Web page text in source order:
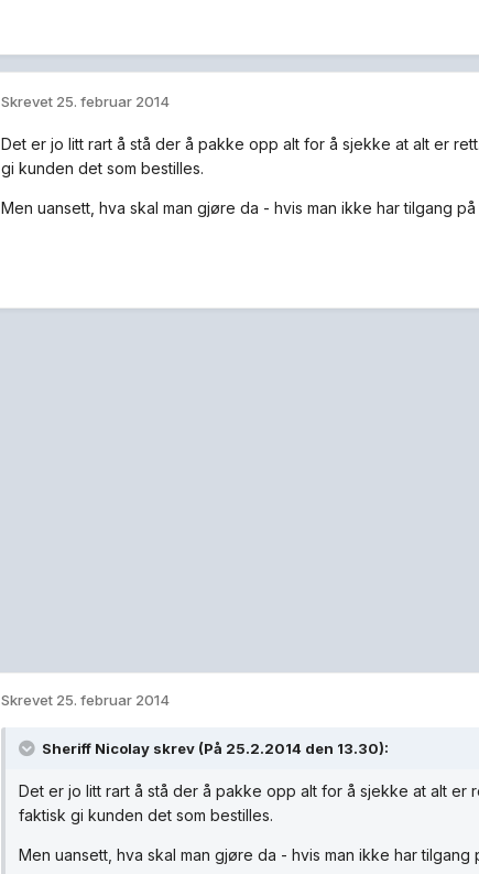
Skrevet 25. februar 2014
Det er jo litt rart å stå der å pakke opp alt for å sjekke at alt er
gi kunden det som bestilles.
Men uansett, hva skal man gjøre da - hvis man ikke har tilgang
Skrevet 25. februar 2014
Sheriff Nicolay skrev (På 25.2.2014 den 13.30):
Det er jo litt rart å stå der å pakke opp alt for å sjekke at alt
faktisk gi kunden det som bestilles.
Men uansett, hva skal man gjøre da - hvis man ikke har tilgang